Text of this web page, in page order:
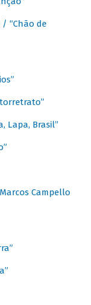
“Chão de
Lapa, Brasil”
Campello